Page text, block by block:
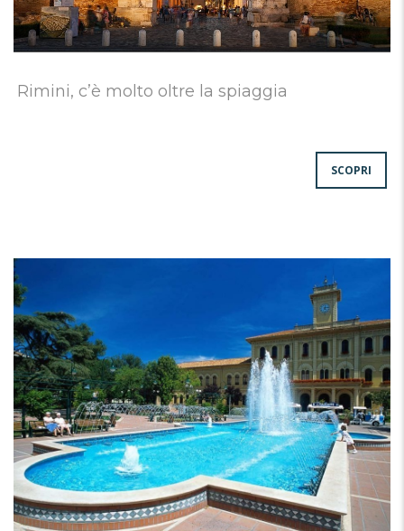
Rimini, c’è molto oltre la spiaggia
SCOPRI